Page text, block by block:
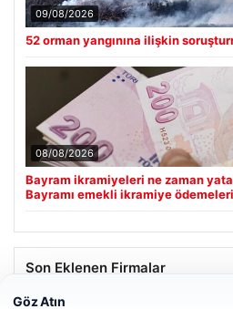
09/08/2026
52 orman yangınına ilişkin
08/08/2026
Bayram ikramiyeleri ne zaman
Bayramı emekli ikramiye ödemeleri
Son Eklenen Firmalar
Göz Atın